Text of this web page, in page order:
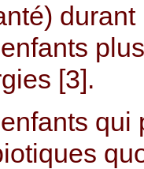
[3].
qui